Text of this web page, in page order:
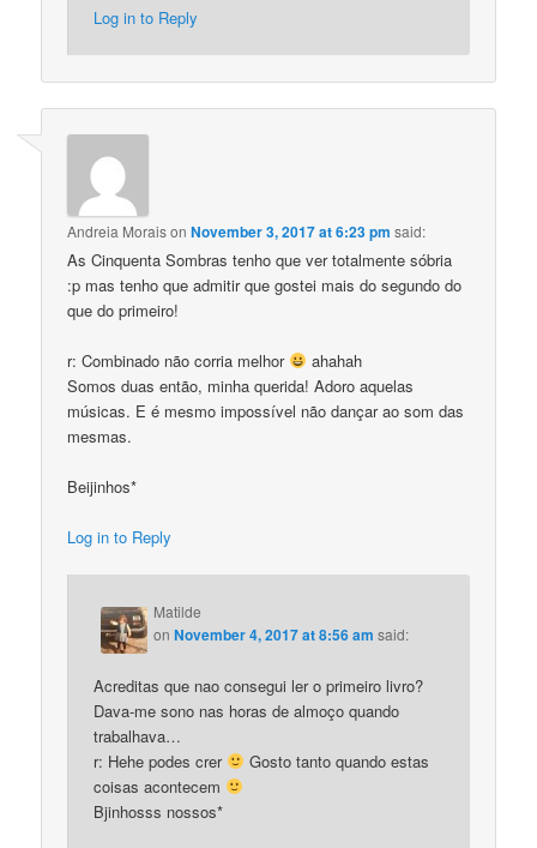
Log in to Reply
Andreia MoraisonNovember 3, 2017 at 6:23 pm said:
As Cinquenta Sombras tenho que ver totalmente sóbria
:p mas tenho que admitir que gostei mais do segundo do
que do primeiro!
r: Combinado não corria melhor
ahahah
Somos duas então, minha querida! Adoro aquelas
músicas. E é mesmo impossível não dançar ao som das
mesmas.
Beijinhos*
Log in to Reply
Matilde
onNovember 4, 2017 at 8:56 am said:
Acreditas que nao consegui ler o primeiro livro?
Dava-me sono nas horas de almoço quando
trabalhava…
r: Hehe podes crer
Gosto tanto quando estas
coisas acontecem
Bjinhosss nossos*